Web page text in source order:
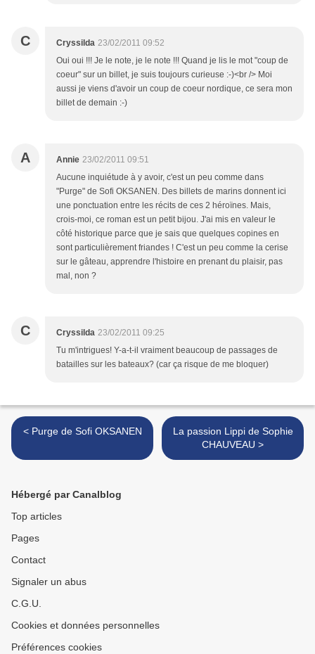
C Cryssilda 23/02/2011 09:52
Oui oui !!! Je le note, je le note !!! Quand je lis le mot "coup de
coeur" sur un billet, je suis toujours curieuse :-)<br /> Moi
aussi je viens d'avoir un coup de coeur nordique, ce sera mon
billet de demain :-)
A Annie 23/02/2011 09:51
Aucune inquiétude à y avoir, c'est un peu comme dans
"Purge" de Sofi OKSANEN. Des billets de marins donnent ici
une ponctuation entre les récits de ces 2 héroïnes. Mais,
crois-moi, ce roman est un petit bijou. J'ai mis en valeur le
côté historique parce que je sais que quelques copines en
sont particulièrement friandes ! C'est un peu comme la cerise
sur le gâteau, apprendre l'histoire en prenant du plaisir, pas
mal, non ?
C Cryssilda 23/02/2011 09:25
Tu m'intrigues! Y-a-t-il vraiment beaucoup de passages de
batailles sur les bateaux? (car ça risque de me bloquer)
< Purge de Sofi OKSANEN
La passion Lippi de Sophie
CHAUVEAU >
Hébergé par Canalblog
Top articles
Pages
Contact
Signaler un abus
C.G.U.
Cookies et données personnelles
Préférences cookies